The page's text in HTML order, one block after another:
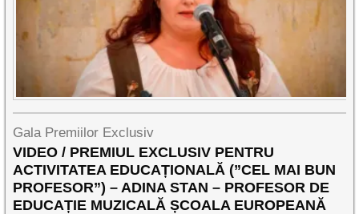
Gala Premiilor Exclusiv
VIDEO / PREMIUL EXCLUSIV PENTRU
ACTIVITATEA EDUCAȚIONALĂ (”CEL MAI BUN
PROFESOR”) – ADINA STAN – PROFESOR DE
EDUCAȚIE MUZICALĂ ȘCOALA EUROPEANĂ